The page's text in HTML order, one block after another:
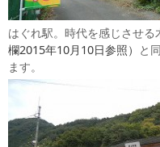
はぐれ駅。時代を感じさせ
欄2015年10月10日参照） と
ます。